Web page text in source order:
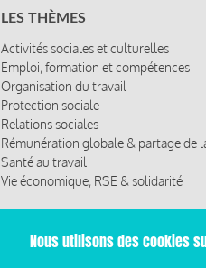
LES THÈMES
Activités sociales et culturelles
Emploi, formation et compétences
Organisation du travail
Protection sociale
Relations sociales
Rémunération globale & partage de
Santé au travail
Vie économique, RSE & solidarité
Nous utilisons des cookies